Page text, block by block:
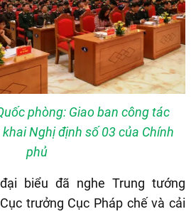
phòng: Giao ban công tác
Nghị định số 03 của Chính
phủ
biểu đã nghe Trung tướng
trưởng Cục Pháp chế và cải